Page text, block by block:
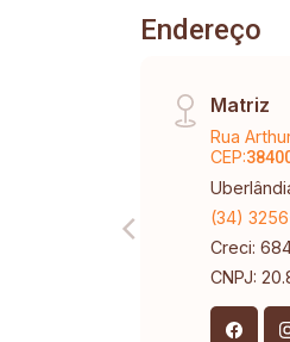
Endereço
Matriz
Rua
CEP:
(34)
Creci:
CNPJ: